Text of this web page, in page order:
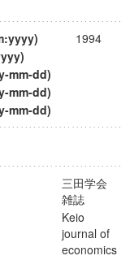
1994
mm-dd)
mm-dd)
mm-dd)
三田学会
雑誌
Keio
journal of
economics